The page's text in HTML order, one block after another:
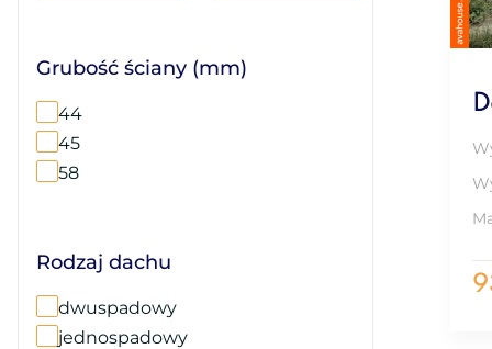
Grubość ściany (mm)
44
45
58
Rodzaj dachu
dwuspadowy
jednospadowy